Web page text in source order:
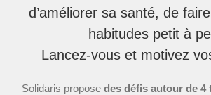
d’améliorer sa santé, de
habitudes petit à
Lancez-vous et motivez
Solidaris propose des défis autour de 4